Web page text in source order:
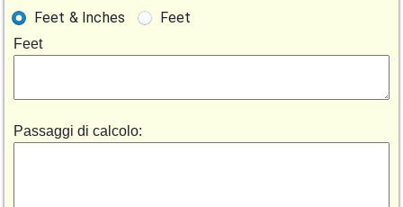
Feet & Inches
Feet
Feet
Passaggi di calcolo: